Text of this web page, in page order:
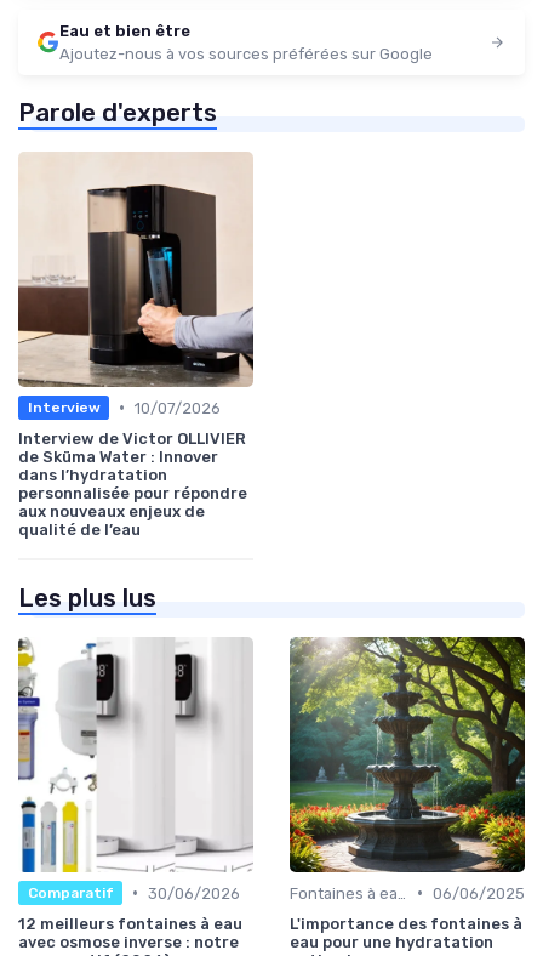
Eau et bien être
Ajoutez-nous à vos sources préférées sur Google
Parole d'experts
Interview • 10/07/2026
Interview de Victor OLLIVIER
de Sküma Water : Innover
dans l’hydratation
personnalisée pour répondre
aux nouveaux enjeux de
qualité de l’eau
Les plus lus
Comparatif • 30/06/2026
12 meilleurs fontaines à eau
avec osmose inverse : notre
• 06/06/2025
L'importance des fontaines à
eau pour une hydratation